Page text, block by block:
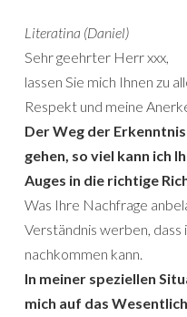
Literatina (Daniel)
Sehr geehrter Herr xxx,
lassen Sie mich Ihnen zu
Respekt und meine
Der Weg der
gehen, so viel kann ich
Auges in die richtige
Was Ihre Nachfrage
Verständnis werben,
nachkommen kann.
In meiner speziellen
mich auf das